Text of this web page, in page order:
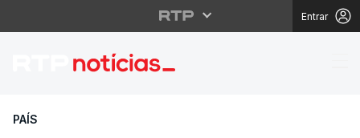
Entrar
CES. Denunciantes
PAÍS